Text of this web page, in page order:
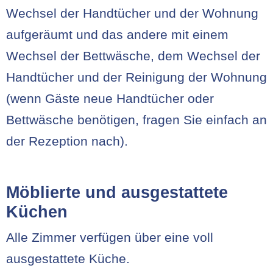
Wechsel der Handtücher und der Wohnung
aufgeräumt und das andere mit einem
Wechsel der Bettwäsche, dem Wechsel der
Handtücher und der Reinigung der Wohnung
(wenn Gäste neue Handtücher oder
Bettwäsche benötigen, fragen Sie einfach an
der Rezeption nach).
Möblierte und ausgestattete
Küchen
Alle Zimmer verfügen über eine voll
ausgestattete Küche.